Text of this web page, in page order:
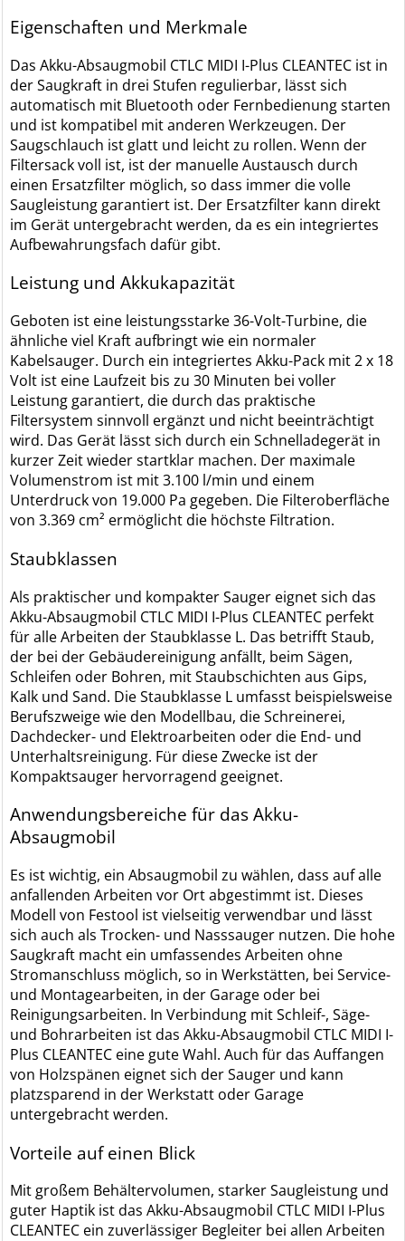
Eigenschaften und Merkmale
Das Akku-Absaugmobil CTLC MIDI I-Plus CLEANTEC ist in
der Saugkraft in drei Stufen regulierbar, lässt sich
automatisch mit Bluetooth oder Fernbedienung starten
und ist kompatibel mit anderen Werkzeugen. Der
Saugschlauch ist glatt und leicht zu rollen. Wenn der
Filtersack voll ist, ist der manuelle Austausch durch
einen Ersatzfilter möglich, so dass immer die volle
Saugleistung garantiert ist. Der Ersatzfilter kann direkt
im Gerät untergebracht werden, da es ein integriertes
Aufbewahrungsfach dafür gibt.
Leistung und Akkukapazität
Geboten ist eine leistungsstarke 36-Volt-Turbine, die
ähnliche viel Kraft aufbringt wie ein normaler
Kabelsauger. Durch ein integriertes Akku-Pack mit 2 x 18
Volt ist eine Laufzeit bis zu 30 Minuten bei voller
Leistung garantiert, die durch das praktische
Filtersystem sinnvoll ergänzt und nicht beeinträchtigt
wird. Das Gerät lässt sich durch ein Schnelladegerät in
kurzer Zeit wieder startklar machen. Der maximale
Volumenstrom ist mit 3.100 l/min und einem
Unterdruck von 19.000 Pa gegeben. Die Filteroberfläche
von 3.369 cm² ermöglicht die höchste Filtration.
Staubklassen
Als praktischer und kompakter Sauger eignet sich das
Akku-Absaugmobil CTLC MIDI I-Plus CLEANTEC perfekt
für alle Arbeiten der Staubklasse L. Das betrifft Staub,
der bei der Gebäudereinigung anfällt, beim Sägen,
Schleifen oder Bohren, mit Staubschichten aus Gips,
Kalk und Sand. Die Staubklasse L umfasst beispielsweise
Berufszweige wie den Modellbau, die Schreinerei,
Dachdecker- und Elektroarbeiten oder die End- und
Unterhaltsreinigung. Für diese Zwecke ist der
Kompaktsauger hervorragend geeignet.
Anwendungsbereiche für das Akku-
Absaugmobil
Es ist wichtig, ein Absaugmobil zu wählen, dass auf alle
anfallenden Arbeiten vor Ort abgestimmt ist. Dieses
Modell von Festool ist vielseitig verwendbar und lässt
sich auch als Trocken- und Nasssauger nutzen. Die hohe
Saugkraft macht ein umfassendes Arbeiten ohne
Stromanschluss möglich, so in Werkstätten, bei Service-
und Montagearbeiten, in der Garage oder bei
Reinigungsarbeiten. In Verbindung mit Schleif-, Säge-
und Bohrarbeiten ist das Akku-Absaugmobil CTLC MIDI I-
Plus CLEANTEC eine gute Wahl. Auch für das Auffangen
von Holzspänen eignet sich der Sauger und kann
platzsparend in der Werkstatt oder Garage
untergebracht werden.
Vorteile auf einen Blick
Mit großem Behältervolumen, starker Saugleistung und
guter Haptik ist das Akku-Absaugmobil CTLC MIDI I-Plus
CLEANTEC ein zuverlässiger Begleiter bei allen Arbeiten